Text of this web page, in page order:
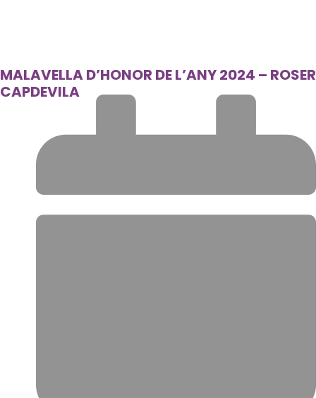
MALAVELLA D’HONOR DE L’ANY 2024 – ROSER
CAPDEVILA